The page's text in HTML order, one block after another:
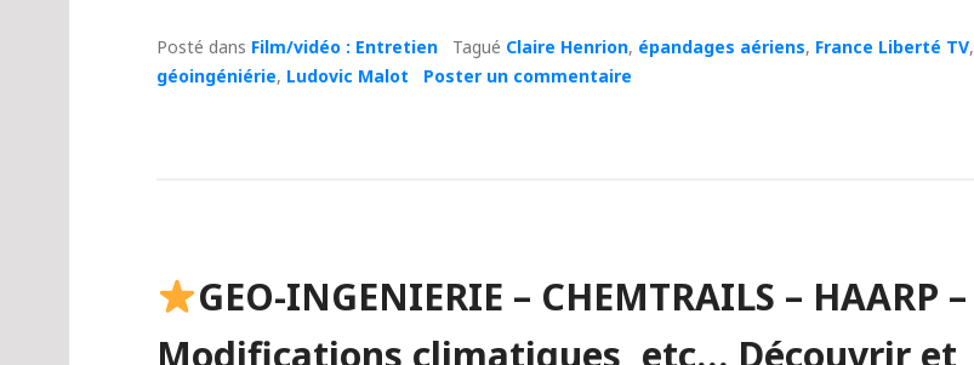
Posté dans Film/vidéo : Entretien Tagué Claire Henrion, épandages aériens, France Liberté TV,
géoingéniérie, Ludovic Malot Poster un commentaire
GEO-INGENIERIE – CHEMTRAILS – HAARP –
Modifications climatiques, etc… Découvrir et